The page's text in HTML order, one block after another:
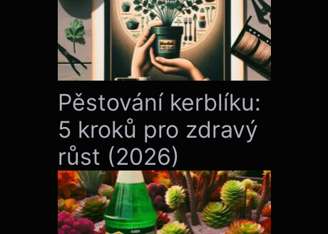
Pěstování kerblíku:
5 kroků pro zdravý
růst (2026)